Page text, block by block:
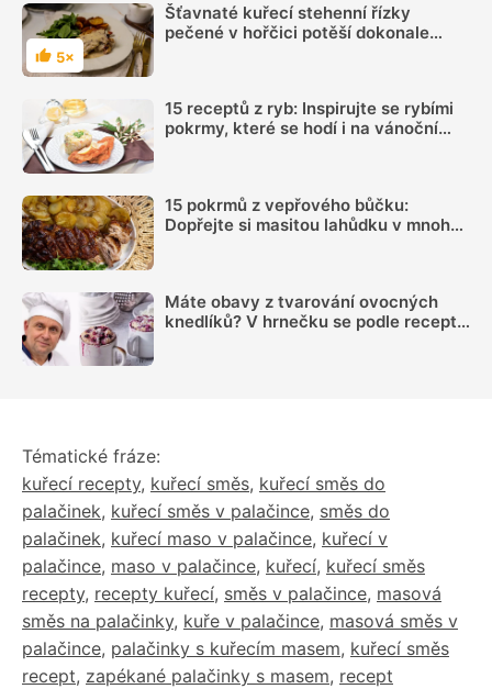
Hodnocení
5×
Šťavnaté kuřecí stehenní řízky
pečené v hořčici potěší dokonale
15 receptů z ryb: Inspirujte se rybími
pokrmy, které se hodí i na vánoční
15 pokrmů z vepřového bůčku:
Dopřejte si masitou lahůdku v mnoha
Máte obavy z tvarování ovocných
knedlíků? V hrnečku se podle receptu
Tématické fráze:
kuřecí recepty, kuřecí směs, kuřecí směs do
palačinek, kuřecí směs v palačince, směs do
palačinek, kuřecí maso v palačince, kuřecí v
palačince, maso v palačince, kuřecí, kuřecí směs
recepty, recepty kuřecí, směs v palačince, masová
směs na palačinky, kuře v palačince, masová směs v
palačince, palačinky s kuřecím masem, kuřecí směs
recept, zapékané palačinky s masem, recept